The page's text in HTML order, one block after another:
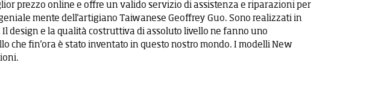
prezzo online e offre un valido servizio di assistenza e riparazioni per
mente dell'artigiano Taiwanese Geoffrey Guo. Sono realizzati in
design e la qualità costruttiva di assoluto livello ne fanno uno
che fin'ora è stato inventato in questo nostro mondo. I modelli New